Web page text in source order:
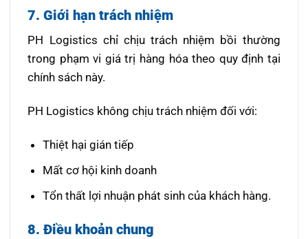
7. Giới hạn trách nhiệm
PH Logistics chỉ chịu trách nhiệm bồi thường
trong phạm vi giá trị hàng hóa theo quy định tại
chính sách này.
PH Logistics không chịu trách nhiệm đối với:
Thiệt hại gián tiếp
Mất cơ hội kinh doanh
Tổn thất lợi nhuận phát sinh của khách hàng.
8. Điều khoản chung